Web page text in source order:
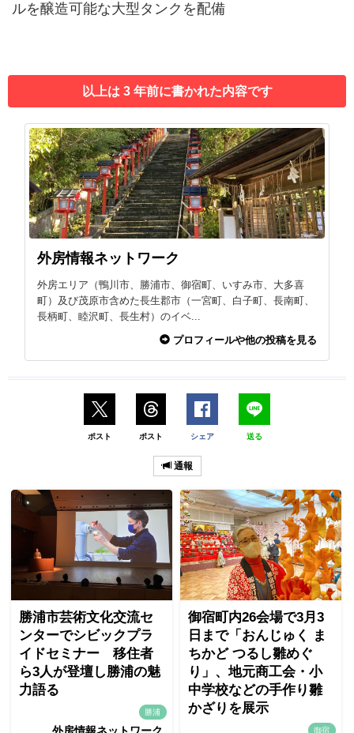
ルを醸造可能な大型タンクを配備
以上は 3 年前に書かれた内容です
外房情報ネットワーク
外房エリア（鴨川市、勝浦市、御宿町、いすみ市、大多喜
町）及び茂原市含めた長生郡市（一宮町、白子町、長南町、
長柄町、睦沢町、長生村）のイベ...
プロフィールや他の投稿を見る
ポスト ポスト シェア 送る
通報
勝浦市芸術文化交流セ
ンターでシビックプラ
イドセミナー 移住者
ら3人が登壇し勝浦の魅
力語る
勝浦
御宿町内26会場で3月3
日まで「おんじゅく ま
ちかど つるし雛めぐ
り」、地元商工会・小
中学校などの手作り雛
かざりを展示
御宿